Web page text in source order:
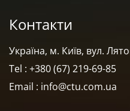
Контакти
Україна, м. Київ, вул.
Tel : +380 (67) 219-69-85
Email : info@ctu.com.ua